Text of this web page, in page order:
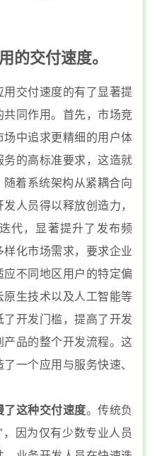
的交付速度。
交付速度的有了显著提
同作用。首先，市场竞
中追求更精细的用户体
的高标准要求，这造就
随着系统架构从紧耦合向
人员得以释放创造力，
代，显著提升了发布频
化市场需求，要求企业
不同地区用户的特定偏
生技术以及人工智能等
开发门槛，提高了开发
品的整个开发流程。这
一个应用与服务快速、
了这种交付速度。传统负
因为仅有少数专业人员